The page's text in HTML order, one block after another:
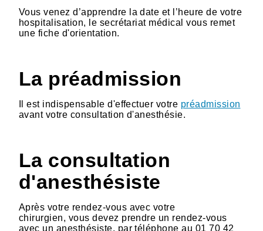
Vous venez d’apprendre la date et l’heure de votre
hospitalisation, le secrétariat médical vous remet
une fiche d'orientation.
La préadmission
Il est indispensable d'effectuer votre préadmission
avant votre consultation d'anesthésie.
La consultation
d'anesthésiste
Après votre rendez-vous avec votre
chirurgien, vous devez prendre un rendez-vous
avec un anesthésiste, par téléphone au 01 70 42